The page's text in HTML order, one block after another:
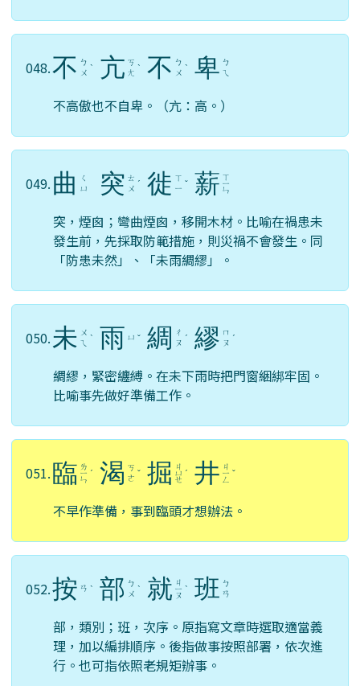
048.不 ㄅ
ㄨ ˋ 亢 ㄎ
ㄤ ˋ 不 ㄅ
ㄨ ˋ 卑 ㄅ
ㄟ
不高傲也不自卑。（亢：高。）
049. 曲
ㄑ
ㄩ
突 ㄊ
ㄨ ˊ 徙 ㄒ
ㄧ ˇ 薪 ㄒ
ㄧ
ㄣ
突，煙囪；彎曲煙囪，移開木材。比喻在禍患未
發生前，先採取防範措施，則災禍不會發生。同
「防患未然」、「未雨綢繆」。
050.未 ㄨ
ㄟ ˋ 雨 ㄩ ˇ 綢
ㄔ
ㄡ ˊ 繆 ㄇ
ㄡ ˊ
綢繆，緊密纏縛。在未下雨時把門窗綑綁牢固。
比喻事先做好準備工作。
051.臨 ㄌ
ㄧ
ㄣ
ˊ 渴 ㄎ
ㄜ ˇ 掘 ㄐ
ㄩ
ㄝ
ˊ 井 ㄐ
ㄧ
ㄥ
ˇ
不早作準備，事到臨頭才想辦法。
052.按 ㄢ ˋ 部 ㄅ
ㄨ ˋ 就 ㄐ
ㄧ
ㄡ
ˋ 班 ㄅ
ㄢ
部，類別；班，次序。原指寫文章時選取適當義
理，加以編排順序。後指做事按照部署，依次進
行。也可指依照老規矩辦事。